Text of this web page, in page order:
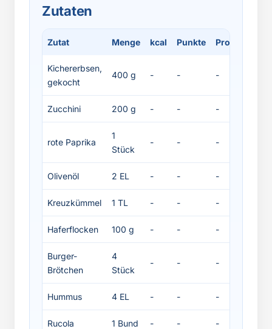
Zutaten
Zutat Menge kcal Punkte Protein
Kichererbsen,
gekocht
400 g - - -
Zucchini 200 g - - -
rote Paprika
1
Stück
- - -
Olivenöl 2 EL - - -
Kreuzkümmel 1 TL - - -
Haferflocken 100 g - - -
Burger-
Brötchen
4
Stück
- - -
Hummus 4 EL - - -
Rucola 1 Bund - - -